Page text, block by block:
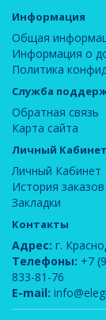
Информация
Общая
Информация о
Политика
Служба
Обратная связь
Карта сайта
Личный Кабинет
Личный Кабинет
История заказов
Закладки
Контакты
Адрес: г.
Телефоны: +7
833-81-76
E-mail: